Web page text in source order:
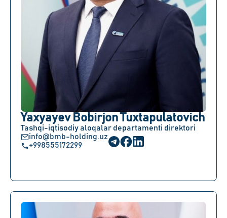
Yaxyayev Bobirjon Tuxtapulatovich
Tashqi-iqtisodiy aloqalar departamenti direktori
info@bmb-holding.uz
+998555172299